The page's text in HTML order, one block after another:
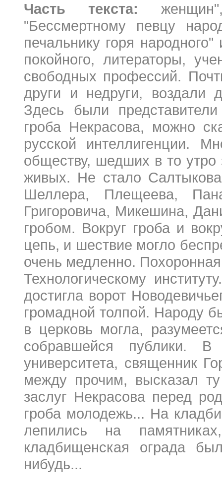
Часть текста:
"Бессмертному певцу
печальнику горя
покойного, литераторы,
свободных профессий.
други и недруги, воздали
Здесь были
гроба Некрасова, можно
русской интеллигенции.
обществу, шедших в то
живых. Не стало
Шеллера, Плещеева,
Григоровича, Микешина,
гробом. Вокруг гроба и
цепь, и шествие могло
очень медленно.
Технологическому
достигла ворот
громадной толпой. Народу
в церковь могла,
собравшейся публики. В
университета, священник
между прочим, высказал
заслуг Некрасова перед
гроба молодежь... На
лепились на
кладбищенская ограда
нибудь...